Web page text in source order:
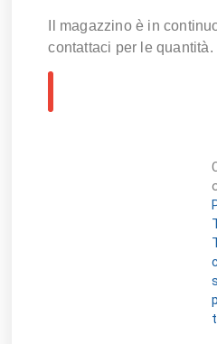
Il magazzino è in
contattaci per le quantità.